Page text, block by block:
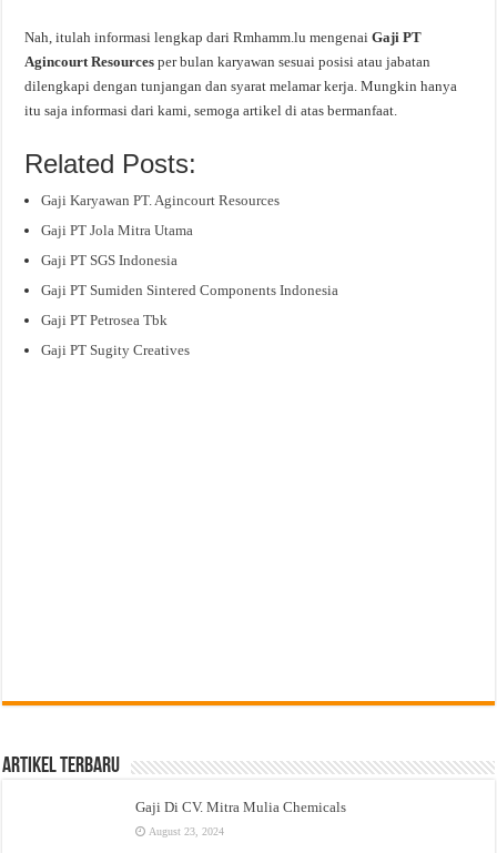
Nah, itulah informasi lengkap dari Rmhamm.lu mengenaiGaji PT
Agincourt Resourcesper bulan karyawan sesuai posisi atau jabatan
dilengkapi dengan tunjangan dan syarat melamar kerja. Mungkin hanya
itu saja informasi dari kami, semoga artikel di atas bermanfaat.
Related Posts:
Gaji Karyawan PT. Agincourt Resources
Gaji PT Jola Mitra Utama
Gaji PT SGS Indonesia
Gaji PT Sumiden Sintered Components Indonesia
Gaji PT Petrosea Tbk
Gaji PT Sugity Creatives
Artikel Terbaru
Gaji Di CV. Mitra Mulia Chemicals
August 23, 2024